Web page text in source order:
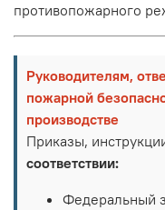
противопожарного
Руководителям,
пожарной
производстве
Приказы,
соответствии:
Федеральный